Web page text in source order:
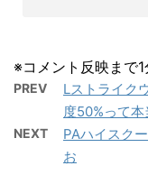
※コメント反映まで1
PREV
Lストライク
度50%って本
NEXT
PAハイスク
お